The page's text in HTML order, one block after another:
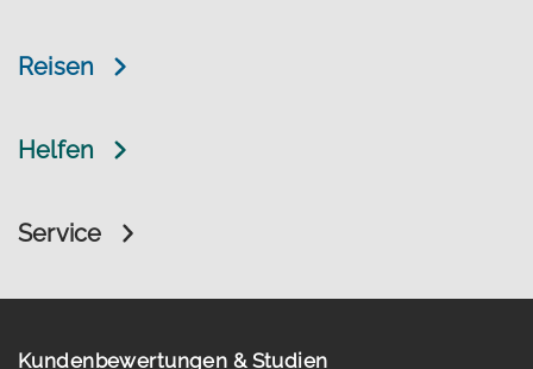
Reisen
Helfen
Service
Kundenbewertungen & Studien